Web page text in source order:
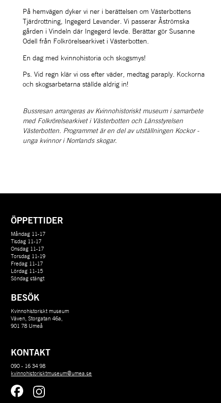
På hemvägen dyker vi ner i berättelsen om Västerbottens
Tjärdrottning, Ingegerd Levander. Vi passerar Åströmska
gården i Vindeln där Ingegerd levde. Berättar gör Susanne
Odell från Folkrörelsearkivet i Västerbotten.
En dag med kvinnohistoria och skogsmys!
Ps. Vid regn klär vi oss efter väder, medtag paraply. Kockorna
och skogsarbetarna ställde aldrig in!
Bussresan arrangeras av Kvinnohistoriskt museum i samarbete
med Folkrörelsearkivet i Västerbotten och Länsstyrelsen
Västerbotten. Programmet är en del av utställningen Kockor -
unga kvinnor i Norrlands skogar.
ÖPPETTIDER
Måndag 11-17
Tisdag 11-17
Onsdag 11-17
Torsdag 11-19
Fredag 11-17
Lördag 11-15
Söndag stängt
BESÖK
Kvinnohistoriskt museum
Väven, Storgatan 46a,
901 78 Umeå
KONTAKT
090 - 16 34 98
kvinnohistorisktmuseum@umea.se